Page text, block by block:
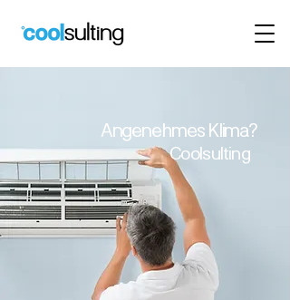
Coolsulting
Angenehmes Klima?